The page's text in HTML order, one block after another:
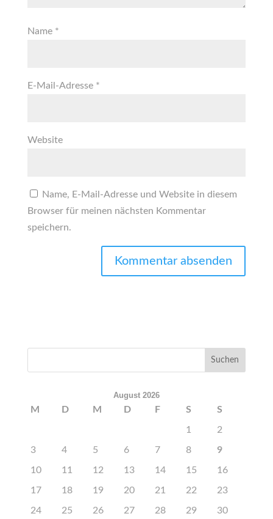
Name *
E-Mail-Adresse *
Website
Name, E-Mail-Adresse und Website in diesem
Browser für meinen nächsten Kommentar
speichern.
August 2026
M D M D F S S
1 2
3 4 5 6 7 8 9
10 11 12 13 14 15 16
17 18 19 20 21 22 23
24 25 26 27 28 29 30